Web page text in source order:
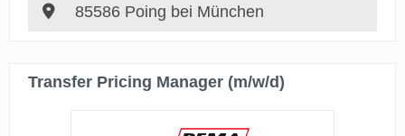
85586 Poing bei München
Transfer Pricing Manager (m/w/d)